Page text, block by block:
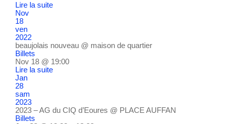
Lire la suite
Nov
18
ven
2022
beaujolais nouveau @ maison de quartier
Billets
Nov 18 @ 19:00
Lire la suite
Jan
28
sam
2023
2023 – AG du CIQ d’Eoures @ PLACE AUFFAN
Billets